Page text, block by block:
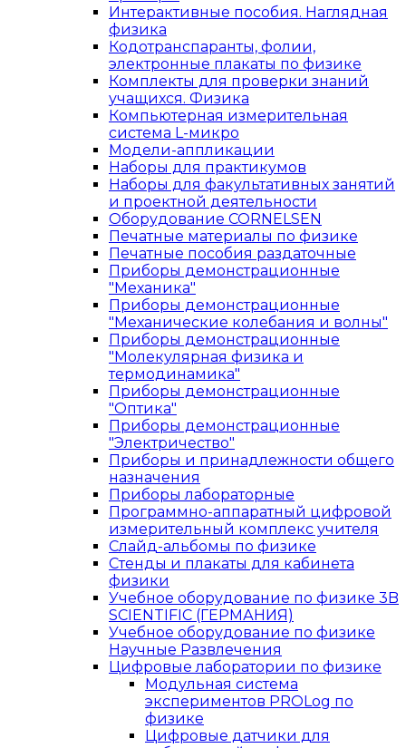
Интерактивные пособия. Наглядная
физика
Кодотранспаранты, фолии,
электронные плакаты по физике
Комплекты для проверки знаний
учащихся. Физика
Компьютерная измерительная
система L-микро
Модели-аппликации
Наборы для практикумов
Наборы для факультативных занятий
и проектной деятельности
Оборудование CORNELSEN
Печатные материалы по физике
Печатные пособия раздаточные
Приборы демонстрационные
"Механика"
Приборы демонстрационные
"Механические колебания и волны"
Приборы демонстрационные
"Молекулярная физика и
термодинамика"
Приборы демонстрационные
"Оптика"
Приборы демонстрационные
"Электричество"
Приборы и принадлежности общего
назначения
Приборы лабораторные
Программно-аппаратный цифровой
измерительный комплекс учителя
Слайд-альбомы по физике
Стенды и плакаты для кабинета
физики
Учебное оборудование по физике 3B
SCIENTIFIC (ГЕРМАНИЯ)
Учебное оборудование по физике
Научные Развлечения
Цифровые лаборатории по физике
Модульная система
экспериментов PROLog по
физике
Цифровые датчики для